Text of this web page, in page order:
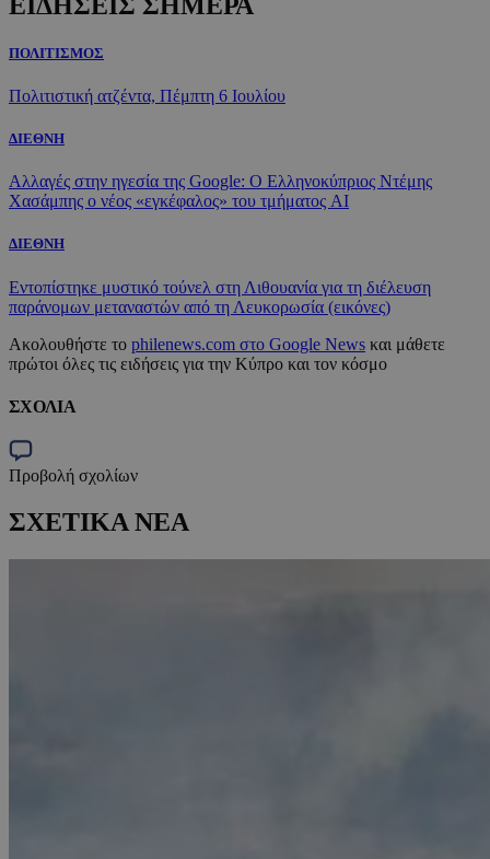
ΠΟΛΙΤΙΣΜΟΣ
Πολιτιστική ατζέντα, Πέμπτη 6 Ιουλίου
ΔΙΕΘΝΗ
Αλλαγές στην ηγεσία της Google: Ο Ελληνοκύπριος Ντέμης
Χασάμπης ο νέος «εγκέφαλος» του τμήματος AI
ΔΙΕΘΝΗ
Εντοπίστηκε μυστικό τούνελ στη Λιθουανία για τη διέλευση
παράνομων μεταναστών από τη Λευκορωσία (εικόνες)
Ακολουθήστε το philenews.com στο Google News και μάθετε
πρώτοι όλες τις ειδήσεις για την Κύπρο και τον κόσμο
ΣΧΟΛΙΑ
Προβολή σχολίων
ΣΧΕΤΙΚΑ ΝΕΑ